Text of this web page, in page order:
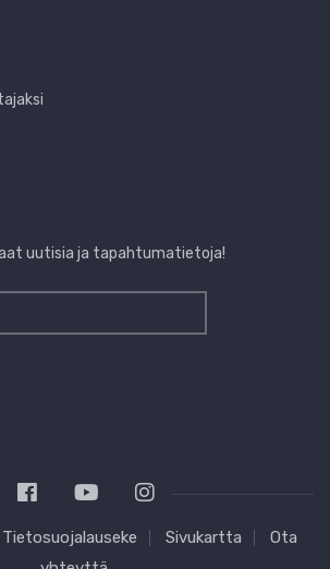
uutisia ja tapahtumatietoja!
Tietosuojalauseke Sivukartta
Ota